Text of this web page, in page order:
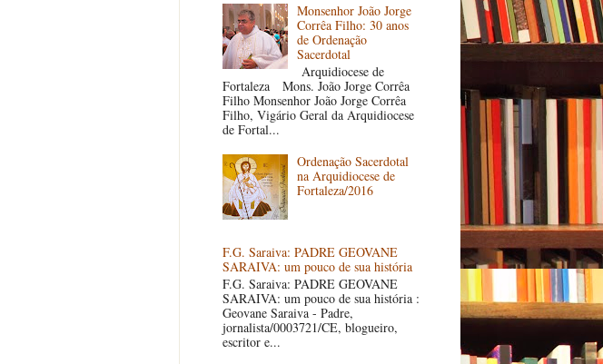
Monsenhor João Jorge
Corrêa Filho: 30 anos
de Ordenação
Sacerdotal
Arquidiocese de
Fortaleza Mons. João Jorge Corrêa
Filho Monsenhor João Jorge Corrêa
Filho, Vigário Geral da Arquidiocese
de Fortal...
Ordenação Sacerdotal
na Arquidiocese de
Fortaleza/2016
F.G. Saraiva: PADRE GEOVANE
SARAIVA: um pouco de sua história
F.G. Saraiva: PADRE GEOVANE
SARAIVA: um pouco de sua história :
Geovane Saraiva - Padre,
jornalista/0003721/CE, blogueiro,
escritor e...